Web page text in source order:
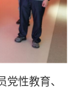
性教育、